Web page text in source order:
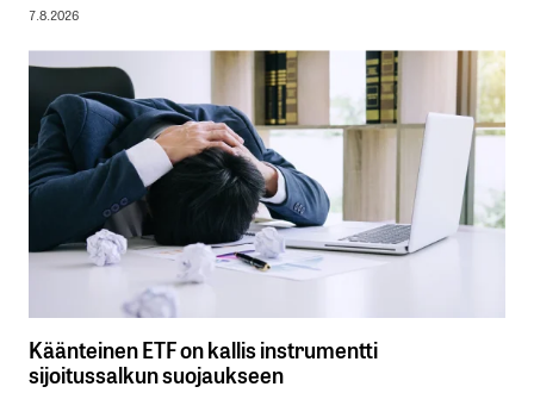
7.8.2026
Käänteinen ETF on kallis instrumentti
sijoitussalkun suojaukseen